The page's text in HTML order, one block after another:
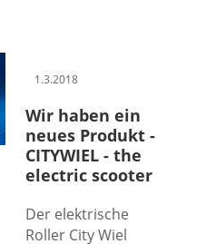
1.3.2018
Wir haben ein
neues Produkt -
CITYWIEL - the
electric scooter
Der elektrische
Roller City Wiel